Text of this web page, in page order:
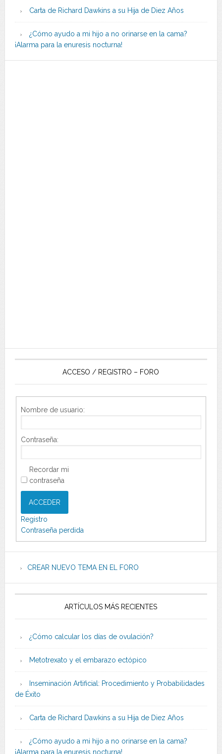
Carta de Richard Dawkins a su Hija de Diez Años
¿Cómo ayudo a mi hijo a no orinarse en la cama?
¡Alarma para la enuresis nocturna!
ACCESO / REGISTRO – FORO
Nombre de usuario:
Contraseña:
Recordar mi
contraseña
ACCEDER
Registro
Contraseña perdida
CREAR NUEVO TEMA EN EL FORO
ARTÍCULOS MÁS RECIENTES
¿Cómo calcular los días de ovulación?
Metotrexato y el embarazo ectópico
Inseminación Artificial: Procedimiento y Probabilidades
de Éxito
Carta de Richard Dawkins a su Hija de Diez Años
¿Cómo ayudo a mi hijo a no orinarse en la cama?
¡Alarma para la enuresis nocturna!